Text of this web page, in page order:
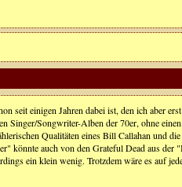
seit einigen Jahren dabei ist, den ich aber
Singer/Songwriter-Alben der 70er, ohne
Qualitäten eines Bill Callahan und
könnte auch von den Grateful Dead aus
ein klein wenig. Trotzdem wäre es auf